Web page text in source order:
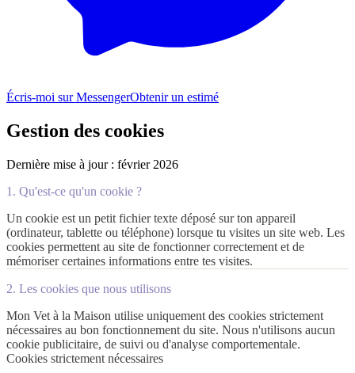
Écris-moi sur MessengerObtenir un estimé
Gestion des cookies
Dernière mise à jour : février 2026
1. Qu'est-ce qu'un cookie ?
Un cookie est un petit fichier texte déposé sur ton appareil
(ordinateur, tablette ou téléphone) lorsque tu visites un site web. Les
cookies permettent au site de fonctionner correctement et de
mémoriser certaines informations entre tes visites.
2. Les cookies que nous utilisons
Mon Vet à la Maison utilise uniquement des cookies strictement
nécessaires au bon fonctionnement du site. Nous n'utilisons aucun
cookie publicitaire, de suivi ou d'analyse comportementale.
Cookies strictement nécessaires